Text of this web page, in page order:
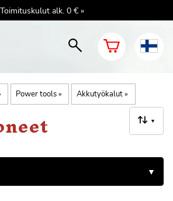
Toimituskulut alk. 0 € »
Power tools‪» Akkutyökalut‪»
▼
▼